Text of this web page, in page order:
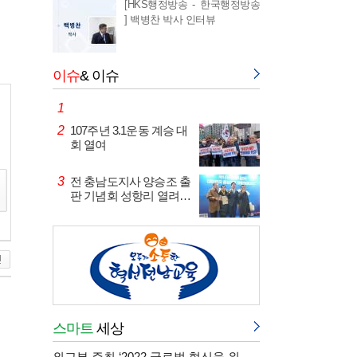
[HKS행정방송 - 한국행정방송
] 백병찬 박사 인터뷰
이슈& 이슈
1
2
107주년 3.1운동 계승 대
회 열여
3
전 충남도지사 양승조 출
판 기념회 성항리 열려…
스마트 세상